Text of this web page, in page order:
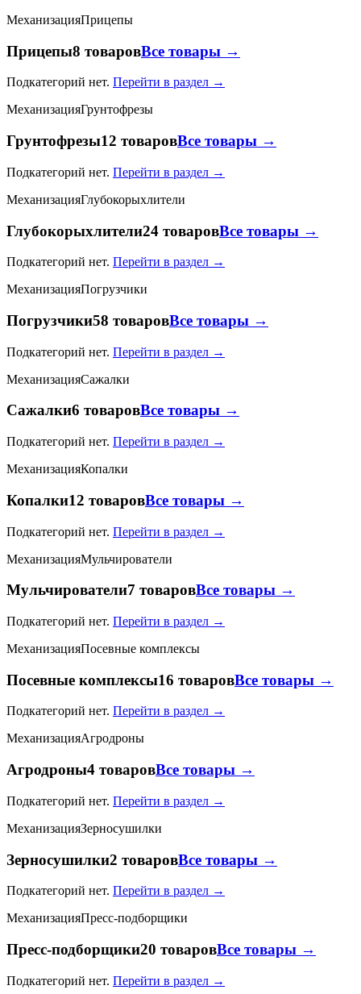
МеханизацияПрицепы
Прицепы8 товаровВсе товары →
Подкатегорий нет. Перейти в раздел →
МеханизацияГрунтофрезы
Грунтофрезы12 товаровВсе товары →
Подкатегорий нет. Перейти в раздел →
МеханизацияГлубокорыхлители
Глубокорыхлители24 товаровВсе товары →
Подкатегорий нет. Перейти в раздел →
МеханизацияПогрузчики
Погрузчики58 товаровВсе товары →
Подкатегорий нет. Перейти в раздел →
МеханизацияСажалки
Сажалки6 товаровВсе товары →
Подкатегорий нет. Перейти в раздел →
МеханизацияКопалки
Копалки12 товаровВсе товары →
Подкатегорий нет. Перейти в раздел →
МеханизацияМульчирователи
Мульчирователи7 товаровВсе товары →
Подкатегорий нет. Перейти в раздел →
МеханизацияПосевные комплексы
Посевные комплексы16 товаровВсе товары →
Подкатегорий нет. Перейти в раздел →
МеханизацияАгродроны
Агродроны4 товаровВсе товары →
Подкатегорий нет. Перейти в раздел →
МеханизацияЗерносушилки
Зерносушилки2 товаровВсе товары →
Подкатегорий нет. Перейти в раздел →
МеханизацияПресс-подборщики
Пресс-подборщики20 товаровВсе товары →
Подкатегорий нет. Перейти в раздел →